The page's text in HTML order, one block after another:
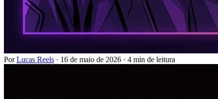
PorLucas Reels · 16 de maio de 2026 · 4 min de leitura